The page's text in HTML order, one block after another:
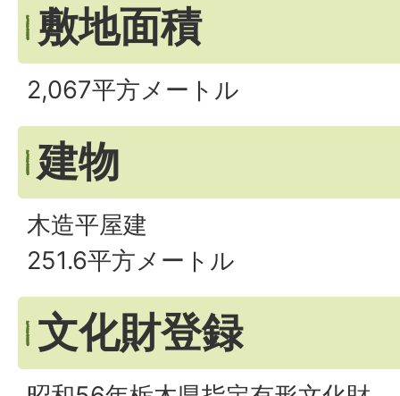
敷地面積
2,067平方メートル
建物
木造平屋建
251.6平方メートル
文化財登録